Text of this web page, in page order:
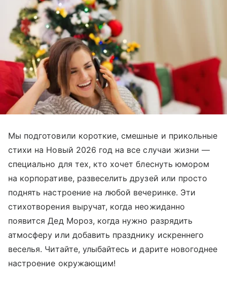
Мы подготовили короткие, смешные и прикольные
стихи на Новый 2026 год на все случаи жизни —
специально для тех, кто хочет блеснуть юмором
на корпоративе, развеселить друзей или просто
поднять настроение на любой вечеринке. Эти
стихотворения выручат, когда неожиданно
появится Дед Мороз, когда нужно разрядить
атмосферу или добавить празднику искреннего
веселья. Читайте, улыбайтесь и дарите новогоднее
настроение окружающим!